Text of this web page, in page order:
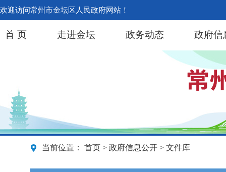
欢迎访问常州市金坛区人民政府网站！
首 页 走进金坛 政务动态 政府信
当前位置： 首页 > 政府信息公开 > 文件库